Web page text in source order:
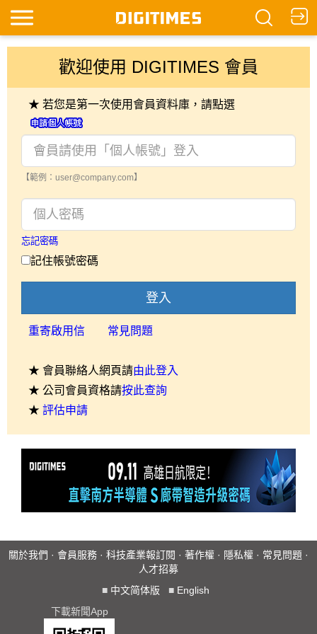
歡迎使用 DIGITIMES 會員
★ 若您是第一次使用會員資料庫，請點選
【範例：user@company.com】
忘記密碼
記住帳號密碼
登入
重寄啟用信 常見問題
★ 會員聯絡人網頁請由此登入
★ 公司會員資格請按此查詢
★ 評估申請
關於我們 · 會員服務 · 科技產業報訂閱 · 著作權 · 隱私權 · 常見問題 ·
人才招募
■ 中文简体版 ■ English
下載新聞App